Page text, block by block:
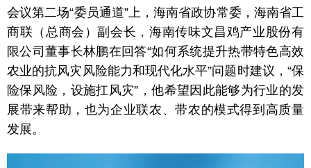
会议第二场“委员通道”上，海南省政协常委，海南省工
商联（总商会）副会长，海南传味文昌鸡产业股份有
限公司董事长林鹏在回答“如何系统提升热带特色高效
农业的抗风灾风险能力和现代化水平”问题时建议，“保
险保风险，设施扛风灾”，他希望因此能够为行业的发
展带来帮助，也为企业联农、带农的模式得到高质量
发展。